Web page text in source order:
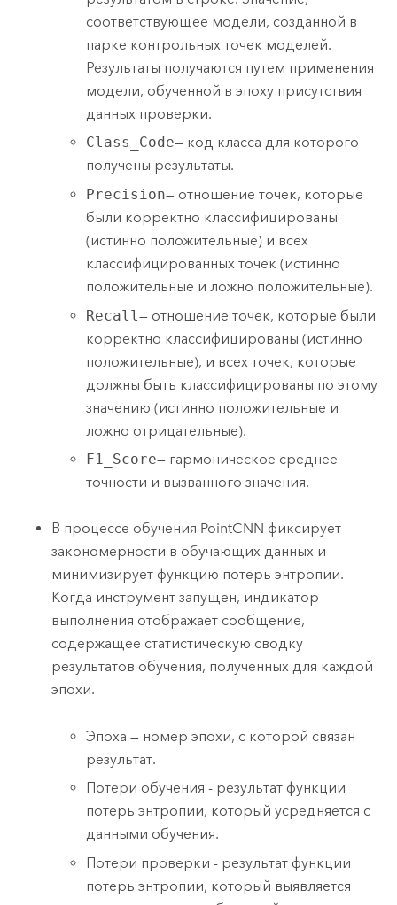
соответствующее модели, созданной в
парке контрольных точек моделей.
Результаты получаются путем применения
модели, обученной в эпоху присутствия
данных проверки.
Class_Code— код класса для которого
получены результаты.
Precision— отношение точек, которые
были корректно классифицированы
(истинно положительные) и всех
классифицированных точек (истинно
положительные и ложно положительные).
Recall— отношение точек, которые были
корректно классифицированы (истинно
положительные), и всех точек, которые
должны быть классифицированы по этому
значению (истинно положительные и
ложно отрицательные).
F1_Score— гармоническое среднее
точности и вызванного значения.
В процессе обучения PointCNN фиксирует
закономерности в обучающих данных и
минимизирует функцию потерь энтропии.
Когда инструмент запущен, индикатор
выполнения отображает сообщение,
содержащее статистическую сводку
результатов обучения, полученных для каждой
эпохи.
Эпоха — номер эпохи, с которой связан
результат.
Потери обучения - результат функции
потерь энтропии, который усредняется с
данными обучения.
Потери проверки - результат функции
потерь энтропии, который выявляется